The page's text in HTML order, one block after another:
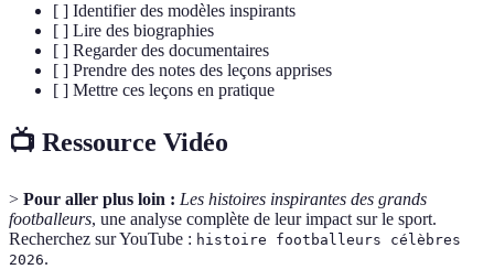
[ ] Identifier des modèles inspirants
[ ] Lire des biographies
[ ] Regarder des documentaires
[ ] Prendre des notes des leçons apprises
[ ] Mettre ces leçons en pratique
📺 Ressource Vidéo
> Pour aller plus loin : Les histoires inspirantes des grands
footballeurs, une analyse complète de leur impact sur le sport.
Recherchez sur YouTube : histoire footballeurs célèbres
2026.